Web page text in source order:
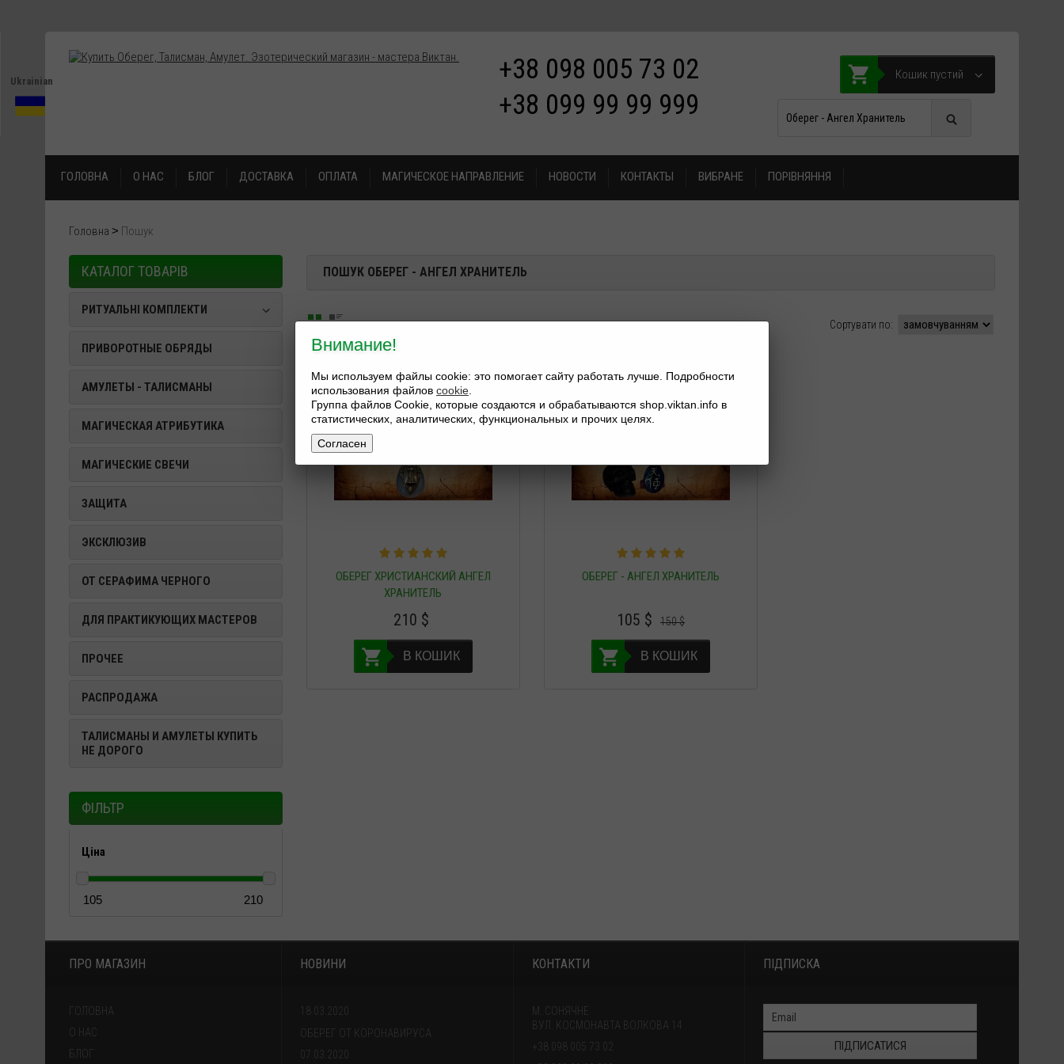
Ukrainian
+38 098 005 73 02
+38 099 99 99 999
Кошик пустий
ГОЛОВНА О НАС БЛОГ ДОСТАВКА ОПЛАТА МАГИЧЕСКОЕ НАПРАВЛЕНИЕ НОВОСТИ КОНТАКТЫ ВИБРАНЕ ПОРІВНЯННЯ
Головна Пошук
КАТАЛОГ ТОВАРІВ
РИТУАЛЬНІ КОМПЛЕКТИ
ПРИВОРОТНЫЕ ОБРЯДЫ
АМУЛЕТЫ - ТАЛИСМАНЫ
МАГИЧЕСКАЯ АТРИБУТИКА
МАГИЧЕСКИЕ СВЕЧИ
ЗАЩИТА
ЭКСКЛЮЗИВ
ОТ СЕРАФИМА ЧЕРНОГО
ДЛЯ ПРАКТИКУЮЩИХ МАСТЕРОВ
ПРОЧЕЕ
РАСПРОДАЖА
ТАЛИСМАНЫ И АМУЛЕТЫ КУПИТЬ
НЕ ДОРОГО
ФІЛЬТР
Ціна
ПОШУК ОБЕРЕГ - АНГЕЛ ХРАНИТЕЛЬ
Сортувати по:
ОБЕРЕГ ХРИСТИАНСКИЙ АНГЕЛ
ХРАНИТЕЛЬ
210 $
В КОШИК
ОБЕРЕГ - АНГЕЛ ХРАНИТЕЛЬ
105 $ 150$
В КОШИК
ПРО МАГАЗИН
ГОЛОВНА
О НАС
НОВИНИ
18.03.2020
ОБЕРЕГ ОТ КОРОНАВИРУСА
07.03.2020
КОНТАКТИ
М. СОНЯЧНЕ
ВУЛ. КОСМОНАВТА ВОЛКОВА 14
+38 098 005 73 02
ПІДПИСКА
ПІДПИСАТИСЯ
Внимание!
Мы используем файлы cookie: это помогает сайту работать лучше. Подробности
использования файлов cookie
Группа файлов Cookie, которые создаются и обрабатываются shop.viktan.info в
статистических, аналитических, функциональных и прочих целях.
Согласен